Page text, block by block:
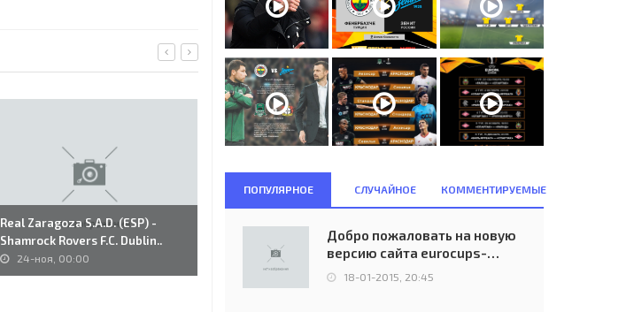
Real Zaragoza S.A.D. (ESP) -
Shamrock Rovers F.C. Dublin..
24-ноя, 00:00
Petersburg (RUS) 2:0..
06-мар, 23:45
Partizan (SRB) 2:0..
22-фев, 21:00
ПОПУЛЯРНОЕ СЛУЧАЙНОЕ КОММЕНТИРУЕМЫЕ
Добро пожаловать на новую
версию сайта eurocups-
uefa.ru
18-01-2015, 20:45